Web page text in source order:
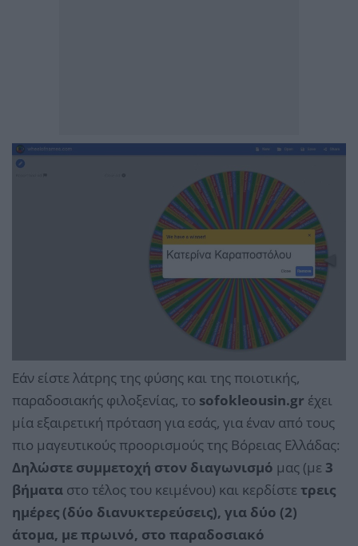
Εάν είστε λάτρης της φύσης και της ποιοτικής,
παραδοσιακής φιλοξενίας, το sofokleousin.gr έχει
μία εξαιρετική πρόταση για εσάς, για έναν από τους
πιο μαγευτικούς προορισμούς της Βόρειας Ελλάδας:
Δηλώστε συμμετοχή στον διαγωνισμό μας (με 3
βήματα στο τέλος του κειμένου) και κερδίστε τρεις
ημέρες (δύο διανυκτερεύσεις), για δύο (2)
άτομα, με πρωινό, στο παραδοσιακό